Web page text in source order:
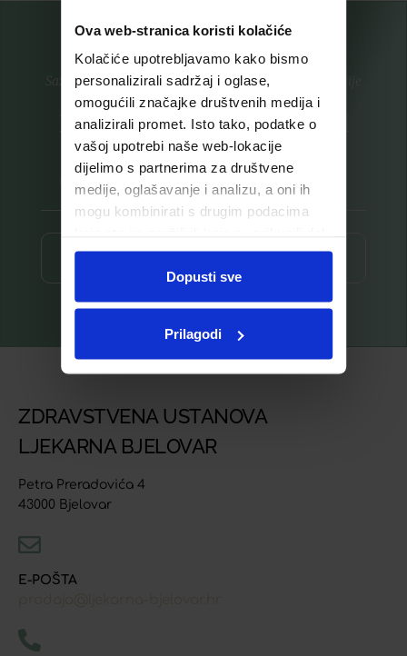
Ova web-stranica koristi kolačiće
Kolačiće upotrebljavamo kako bismo
personalizirali sadržaj i oglase,
omogućili značajke društvenih medija i
analizirali promet. Isto tako, podatke o
vašoj upotrebi naše web-lokacije
dijelimo s partnerima za društvene
medije, oglašavanje i analizu, a oni ih
mogu kombinirati s drugim podacima
ste upotrebljavali njihove usluge.
Dopusti sve
Prilagodi
Saznajte prvi za nove proizvode i ekskluzivne promocije
Prijavite se na listu za novosti
ZDRAVSTVENA USTANOVA
LJEKARNA BJELOVAR
Petra Preradovića 4
43000 Bjelovar
E-POŠTA